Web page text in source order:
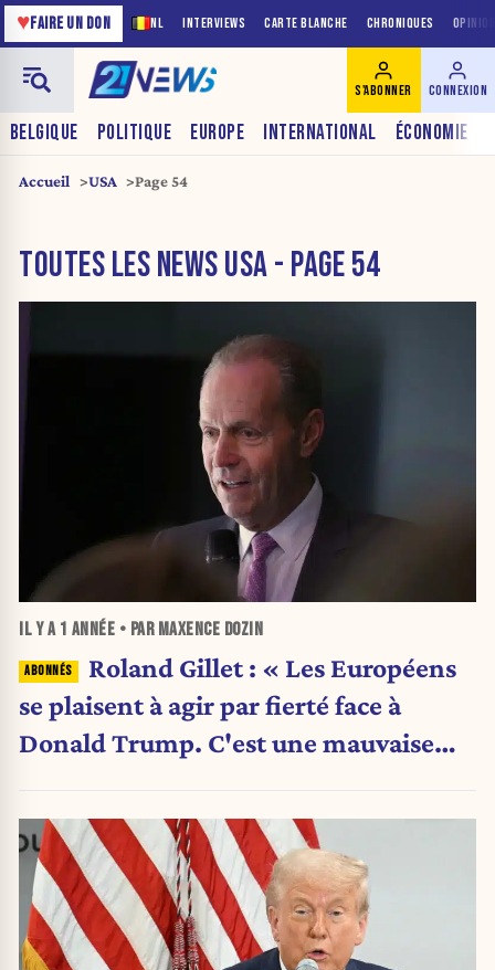
NL INTERVIEWS CARTE BLANCHE CHRONIQUES
♥FAIRE UN DON
BELGIQUE POLITIQUE EUROPE INTERNATIONAL ÉCONOMIE
S'ABONNER CONNEXION
Accueil USA Page 54
TOUTES LES NEWS USA - PAGE 54
IL Y A 1 ANNÉE • PAR MAXENCE DOZIN
Roland Gillet : « Les Européens
se plaisent à agir par fierté face à
Donald Trump. C'est une mauvaise